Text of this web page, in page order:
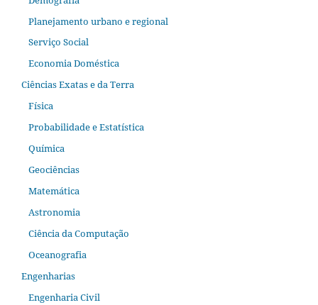
Planejamento urbano e regional
Serviço Social
Economia Doméstica
Ciências Exatas e da Terra
Física
Probabilidade e Estatística
Química
Geociências
Matemática
Astronomia
Ciência da Computação
Oceanografia
Engenharias
Engenharia Civil